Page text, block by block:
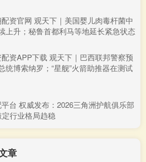
资官网 观天下｜美国婴儿肉毒杆菌中
上升；秘鲁首都利马等地延长紧急状态
资APP下载 观天下｜巴西联邦警察预
统博索纳罗；“星舰”火箭助推器在测试
台 权威发布：2026三角洲护航俱乐部
行业格局趋稳
章